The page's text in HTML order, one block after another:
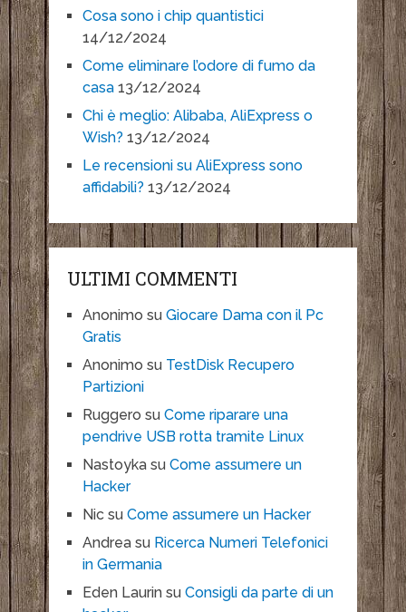
Cosa sono i chip quantistici
14/12/2024
Come eliminare l’odore di fumo da
casa 13/12/2024
Chi è meglio: Alibaba, AliExpress o
Wish? 13/12/2024
Le recensioni su AliExpress sono
affidabili? 13/12/2024
ULTIMI COMMENTI
Anonimo su Giocare Dama con il Pc
Gratis
Anonimo su TestDisk Recupero
Partizioni
Ruggero su Come riparare una
pendrive USB rotta tramite Linux
Nastoykasu Come assumere un
Hacker
Nicsu Come assumere un Hacker
Andreasu Ricerca Numeri Telefonici
in Germania
Eden Laurinsu Consigli da parte di un